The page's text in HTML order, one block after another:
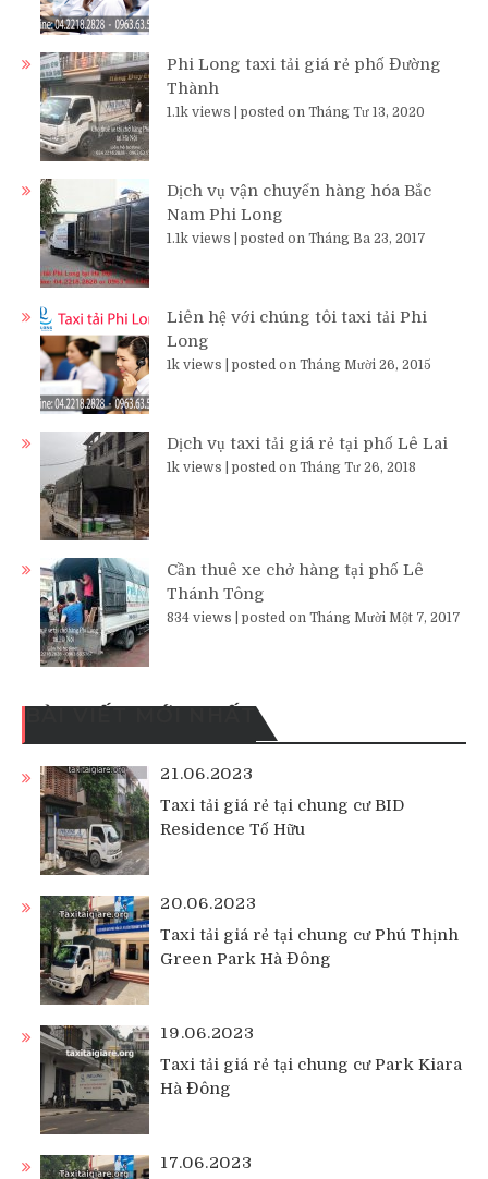
Phi Long taxi tải giá rẻ phố Đường
Thành
1.1k views posted on Tháng Tư 13, 2020
Dịch vụ vận chuyển hàng hóa Bắc
Nam Phi Long
1.1k views posted on Tháng Ba 23, 2017
Liên hệ với chúng tôi taxi tải Phi
Long
1k views posted on Tháng Mười 26, 2015
Dịch vụ taxi tải giá rẻ tại phố Lê Lai
1k views posted on Tháng Tư 26, 2018
Cần thuê xe chở hàng tại phố Lê
Thánh Tông
834 views posted on Tháng Mười Một 7, 2017
BÀI VIẾT MỚI NHẤT
21.06.2023
Taxi tải giá rẻ tại chung cư BID
Residence Tố Hữu
20.06.2023
Taxi tải giá rẻ tại chung cư Phú Thịnh
Green Park Hà Đông
19.06.2023
Taxi tải giá rẻ tại chung cư Park Kiara
Hà Đông
17.06.2023